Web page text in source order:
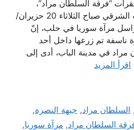
“فرقة السلطان مراد”،
العاملة في ريف حلب الشرقي صباح الثلاثاء 20 حزيران/
قال مراسل مرآة سوريا في حلب، إنّ
ناسفة تم زرعها داخل أحد
في مدينة الباب، أدى إلى
اقرأ المزيد
السلطان مراد, جبهة النصرة,
السلطان مراد, مرآة سوريا,